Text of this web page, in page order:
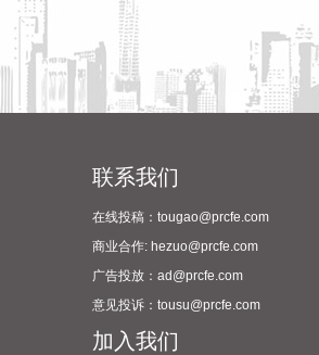
售的光伏逆变器、储能系统不受影响。
布数据显示，2026年上半年新产业新赛
，人形机器人领域新设企业11.6万户，
纷呈。
经国家药品监督管理局严格审评审批，由
副院长、西藏高原医学研究所所长格桑罗
国无专门预防急性高原病专用药的历史，
联系我们
在线投稿：tougao@prcfe.com
商业合作: hezuo@prcfe.com
广告投放：ad@prcfe.com
意见投诉：tousu@prcfe.com
加入我们